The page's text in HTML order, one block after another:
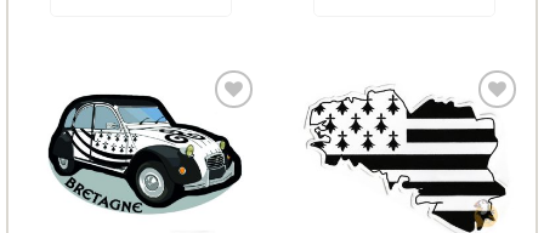
Ajouter
aux
favoris
Ajouter
aux
favoris